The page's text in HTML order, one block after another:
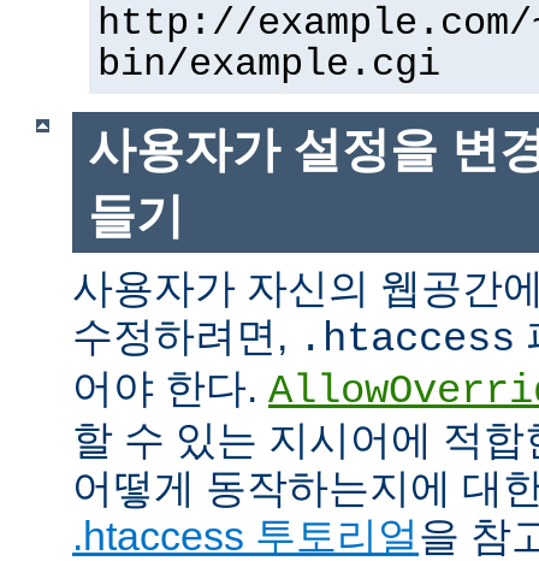
http://
bin/example.cgi
사용자가 설정을 변
들기
사용자가 자신의 웹공간
수정하려면, .htaccess
어야 한다.
할 수 있는 지시어에 적
어떻게 동작하는지에 대
.htaccess 투토리얼을 참